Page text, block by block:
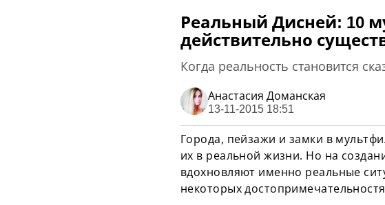
Реальный Дисней: 10
действительно
Когда реальность становится
Анастасия Доманская
13-11-2015 18:51
Города, пейзажи и замки в
их в реальной жизни. Но на
вдохновляют именно реальные
некоторых